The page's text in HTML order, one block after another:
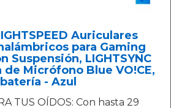
Auriculares
para Gaming
Suspensión, LIGHTSYNC
de Micrófono Blue VO!CE,
- Azul
TUS OÍDOS: Con hasta 29